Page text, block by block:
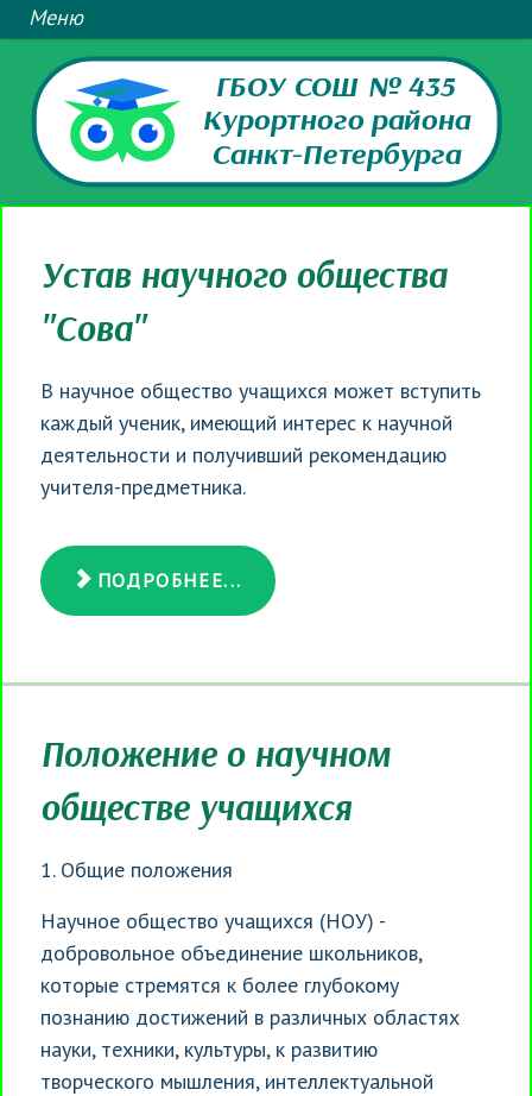
ГБОУ СОШ № 435
Курортного района
Санкт-Петербурга
Устав научного общества
"Сова"
В научное общество учащихся может вступить
каждый ученик, имеющий интерес к научной
деятельности и получивший рекомендацию
учителя-предметника.
ПОДРОБНЕЕ...
Положение о научном
обществе учащихся
1. Общие положения
Научное общество учащихся (НОУ) -
добровольное объединение школьников,
которые стремятся к более глубокому
познанию достижений в различных областях
науки, техники, культуры, к развитию
творческого мышления, интеллектуальной